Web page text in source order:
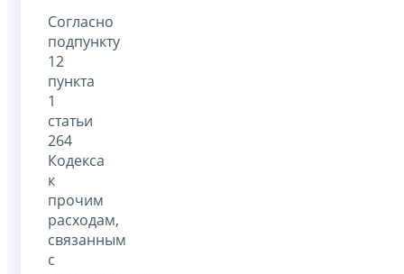
Согласно
подпункту
12
пункта
1
статьи
264
Кодекса
к
прочим
расходам,
связанным
с